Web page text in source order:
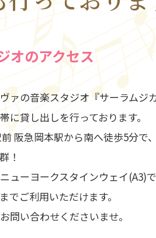
オのアクセス
ァの音楽スタジオ『サーラムジ
に貸し出しを行っております。
阪急岡本駅から南へ徒歩5分で
！
ューヨークスタインウェイ(A3)
でご利用いただけます。
問い合わせくださいませ。